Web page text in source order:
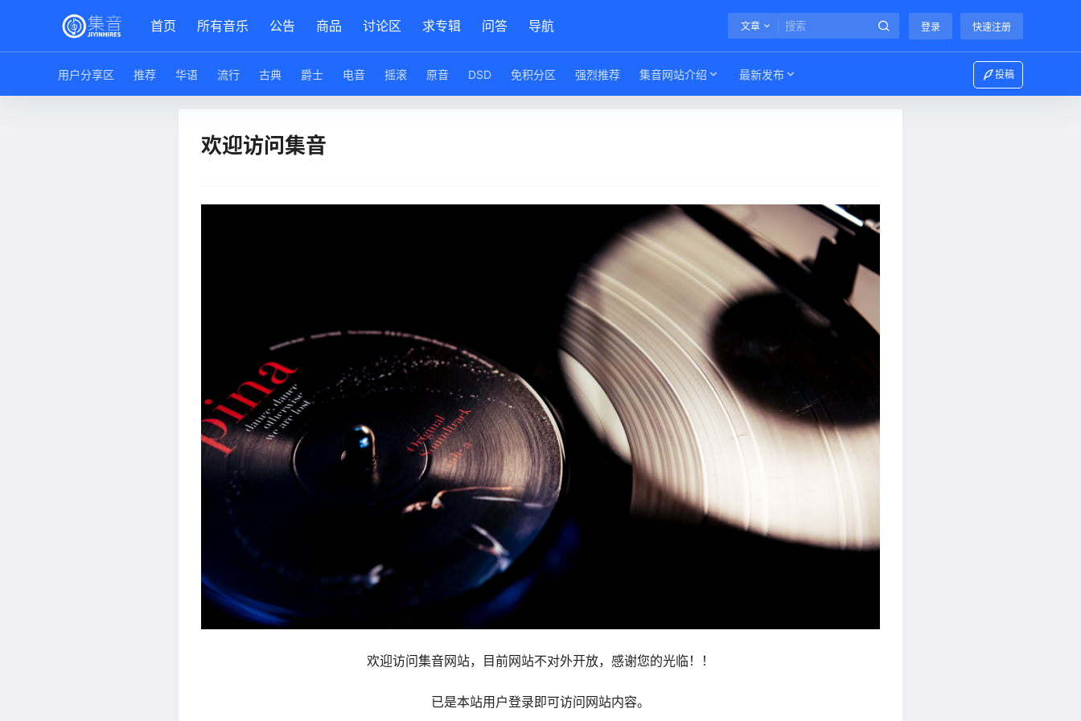
首页 所有音乐 公告 商品 讨论区 求专辑 问答 导航 文章 登录 快速注册
用户分享区 推荐 华语 流行 古典 爵士 电音 摇滚 原音 DSD 免积分区 强烈推荐 集音网站介绍 最新发布 投稿
欢迎访问集音
欢迎访问集音网站，目前网站不对外开放，感谢您的光临！！
已是本站用户登录即可访问网站内容。